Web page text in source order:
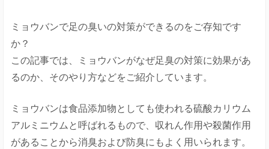
ミョウバンで足の臭いの対策ができるのをご存知です
か？
この記事では、ミョウバンがなぜ足臭の対策に効果があ
るのか、そのやり方などをご紹介しています。
ミョウバンは食品添加物としても使われる硫酸カリウム
アルミニウムと呼ばれるもので、収れん作用や殺菌作用
があることから消臭および防臭にもよく用いられます。